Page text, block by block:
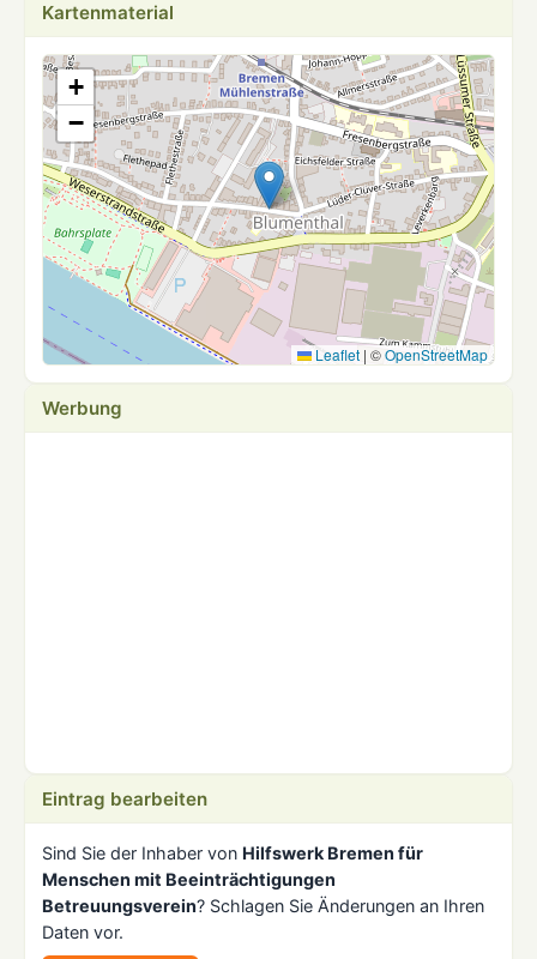
Kartenmaterial
+
−
Leaflet | ©OpenStreetMap
Werbung
Eintrag bearbeiten
Sind Sie der Inhaber von Hilfswerk Bremen für
Menschen mit Beeinträchtigungen
Betreuungsverein? Schlagen Sie Änderungen an Ihren
Daten vor.